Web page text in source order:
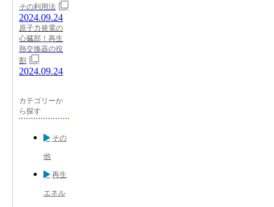
その利用法
2024.09.24
原子力発電の
心臓部！再生
熱交換器の役
割
2024.09.24
カテゴリーか
ら探す
その
他
再生
エネル